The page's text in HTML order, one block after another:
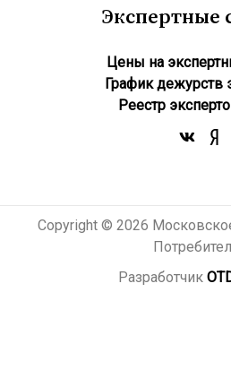
Экспертные
Цены на
График дежурств
Реестр
Copyright © 2026
Разработчик